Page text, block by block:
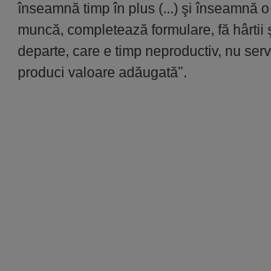
înseamnă timp în plus (...) şi înseamnă
muncă, completează formulare, fă hârtii
departe, care e timp neproductiv, nu
produci valoare adăugată".